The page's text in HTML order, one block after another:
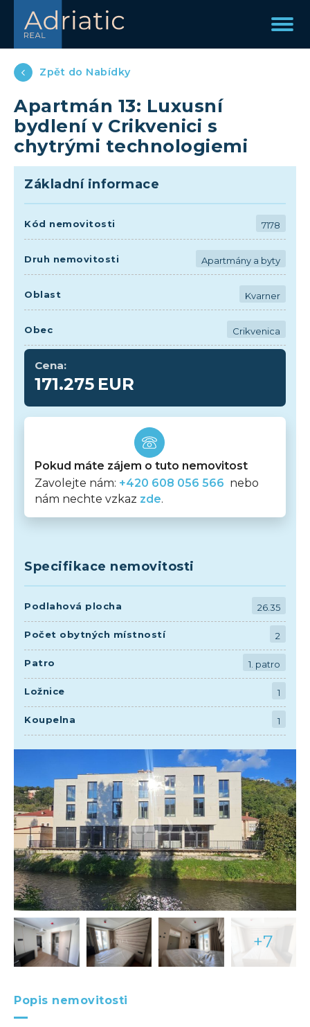
Zpět do Nabídky
Apartmán 13: Luxusní
bydlení v Crikvenici s
chytrými technologiemi
+7
Popis nemovitosti
Základní informace
Kód nemovitosti 7178
Druh nemovitosti Apartmány a byty
Oblast Kvarner
Obec Crikvenica
Cena:
171.275 EUR
Pokud máte zájem o tuto nemovitost
Zavolejte nám: +420 608 056 566 nebo
nám nechte vzkaz zde.
Specifikace nemovitosti
Podlahová plocha 26.35
Počet obytných místností 2
Patro 1. patro
Ložnice 1
Koupelna 1